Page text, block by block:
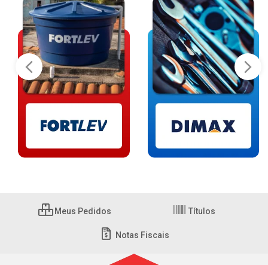
Meus Pedidos Títulos
Notas Fiscais